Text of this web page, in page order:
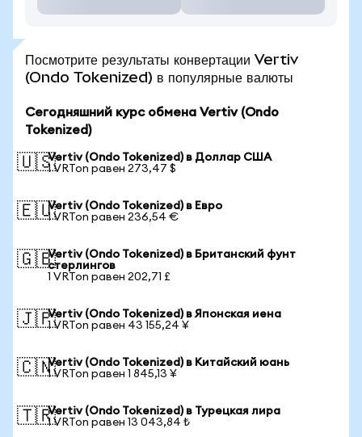
Посмотрите результаты конвертации Vertiv
(Ondo Tokenized) в популярные валюты
Сегодняшний курс обмена Vertiv (Ondo
Tokenized)
🇺🇸Vertiv (Ondo Tokenized) в Доллар США
1 VRTon равен 273,47 $
🇪🇺Vertiv (Ondo Tokenized) в Евро
1 VRTon равен 236,54 €
🇬🇧Vertiv (Ondo Tokenized) в Британский фунт
стерлингов
1 VRTon равен 202,71 £
🇯🇵Vertiv (Ondo Tokenized) в Японская иена
1 VRTon равен 43 155,24 ¥
🇨🇳Vertiv (Ondo Tokenized) в Китайский юань
1 VRTon равен 1 845,13 ¥
🇹🇷Vertiv (Ondo Tokenized) в Турецкая лира
1 VRTon равен 13 043,84 ₺